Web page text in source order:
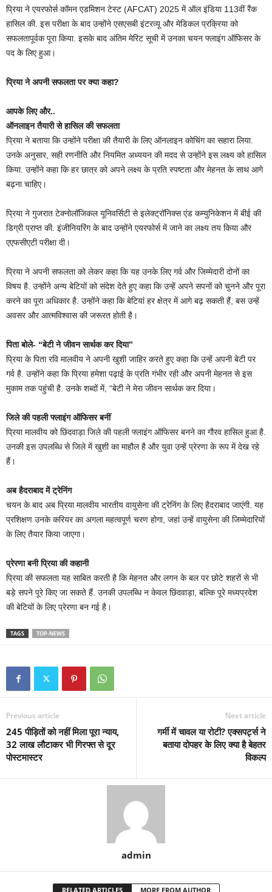
प्रिया ने एयरफोर्स कॉमन एडमिशन टेस्ट (AFCAT) 2025 में ऑल इंडिया 113वीं रैंक
हासिल की. इस परीक्षा के बाद उन्होंने एसएसबी इंटरव्यू और मेडिकल प्रक्रिया को
सफलतापूर्वक पूरा किया. इसके बाद अंतिम मेरिट सूची में उनका चयन फ्लाइंग ऑफिसर के
पद के लिए हुआ।
प्रिया ने अपनी सफलता पर क्या कहा?
आपके लिए और..
ऑनलाइन तैयारी से हासिल की सफलता
प्रिया ने बताया कि उन्होंने परीक्षा की तैयारी के लिए ऑनलाइन कोचिंग का सहारा लिया.
उनके अनुसार, सही रणनीति और नियमित अध्ययन की मदद से उन्होंने इस लक्ष्य को हासिल
किया. उन्होंने कहा कि हर छात्र को अपने लक्ष्य के प्रति स्पष्टता और मेहनत के साथ आगे
बढ़ना चाहिए।
प्रिया ने गुजरात टेक्नोलॉजिकल यूनिवर्सिटी से इलेक्ट्रॉनिक्स एंड कम्युनिकेशन में बीई की
डिग्री प्राप्त की. इंजीनियरिंग के बाद उन्होंने एयरफोर्स में जाने का लक्ष्य तय किया और
एएफसीएटी परीक्षा दी।
प्रिया ने अपनी सफलता को लेकर कहा कि यह उनके लिए गर्व और जिम्मेदारी दोनों का
विषय है. उन्होंने अन्य बेटियों को संदेश देते हुए कहा कि उन्हें अपने सपनों को चुनने और पूरा
करने का पूरा अधिकार है. उन्होंने कहा कि बेटियां हर क्षेत्र में आगे बढ़ सकती हैं, बस उन्हें
अवसर और आत्मविश्वास की जरूरत होती है।
पिता बोले- “बेटी ने जीवन सार्थक कर दिया”
प्रिया के पिता रवि मालवीय ने अपनी खुशी जाहिर करते हुए कहा कि उन्हें अपनी बेटी पर
गर्व है. उन्होंने कहा कि प्रिया हमेशा पढ़ाई के प्रति गंभीर रही और अपनी मेहनत से इस
मुकाम तक पहुंची है. उनके शब्दों में, “बेटी ने मेरा जीवन सार्थक कर दिया।
जिले की पहली फ्लाइंग ऑफिसर बनीं
प्रिया मालवीय को छिंदवाड़ा जिले की पहली फ्लाइंग ऑफिसर बनने का गौरव हासिल हुआ है.
उनकी इस उपलब्धि से जिले में खुशी का माहौल है और युवा उन्हें प्रेरणा के रूप में देख रहे
हैं।
अब हैदराबाद में ट्रेनिंग
चयन के बाद अब प्रिया मालवीय भारतीय वायुसेना की ट्रेनिंग के लिए हैदराबाद जाएंगी. यह
प्रशिक्षण उनके करियर का अगला महत्वपूर्ण चरण होगा, जहां उन्हें वायुसेना की जिम्मेदारियों
के लिए तैयार किया जाएगा।
प्रेरणा बनी प्रिया की कहानी
प्रिया की सफलता यह साबित करती है कि मेहनत और लगन के बल पर छोटे शहरों से भी
बड़े सपने पूरे किए जा सकते हैं. उनकी उपलब्धि न केवल छिंदवाड़ा, बल्कि पूरे मध्यप्रदेश
की बेटियों के लिए प्रेरणा बन गई है।
TAGS TOP-NEWS
Previous article
245 पीड़ितों को नहीं मिला पूरा न्याय,
32 लाख लौटाकर भी गिरफ्त से दूर
पोस्टमास्टर
Next article
गर्मी में चावल या रोटी? एक्सपर्ट्स ने
बताया दोपहर के लिए क्या है बेहतर
विकल्प
admin
RELATED ARTICLES MORE FROM AUTHOR